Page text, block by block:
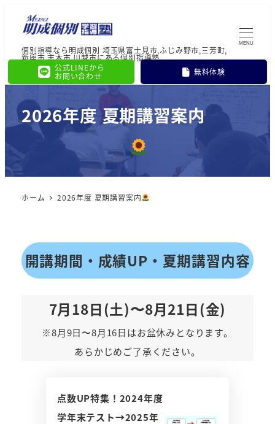
個別指導なら明成個別 埼玉県富士見市,ふじみ野市,三芳町,
新座市,志木市,川越市にある個別指導塾
公式LINEから
お問い合わせ
無料体験
MENU
2026年度 夏期講習案内
ホーム 2026年度 夏期講習案内
開講期間・成績UP・夏期講習内容
7月18日(土)〜8月21日(金)
※8月9日〜8月16日はお盆休みとなります。
あらかじめご了承ください。
点数UP特集！2024年度
学年末テスト→2025年